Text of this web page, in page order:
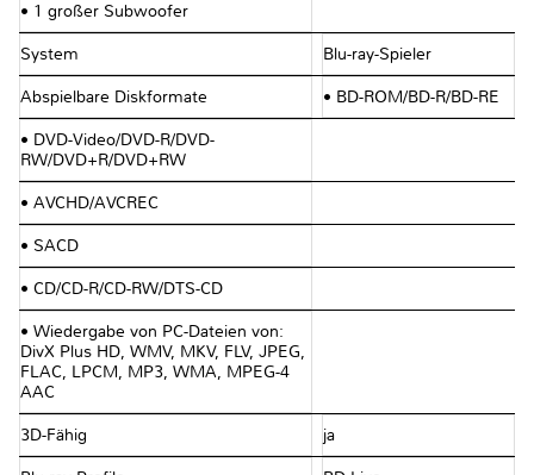
• 1 großer Subwoofer
System Blu-ray-Spieler
Abspielbare Diskformate • BD-ROM/BD-R/BD-RE
• DVD-Video/DVD-R/DVD-
RW/DVD+R/DVD+RW
• AVCHD/AVCREC
• SACD
• CD/CD-R/CD-RW/DTS-CD
• Wiedergabe von PC-Dateien von:
DivX Plus HD, WMV, MKV, FLV, JPEG,
FLAC, LPCM, MP3, WMA, MPEG-4
AAC
3D-Fähig ja